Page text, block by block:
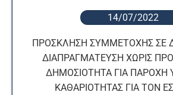
14/07/2022
ΠΡΟΣΚΛΗΣΗ ΣΥΜΜΕΤΟΧΗΣ ΣΕ
ΔΙΑΠΡΑΓΜΑΤΕΥΣΗ ΧΩΡΙΣ
ΔΗΜΟΣΙΟΤΗΤΑ ΓΙΑ ΠΑΡΟΧΗ
ΚΑΘΑΡΙΟΤΗΤΑΣ ΓΙΑ ΤΟΝ